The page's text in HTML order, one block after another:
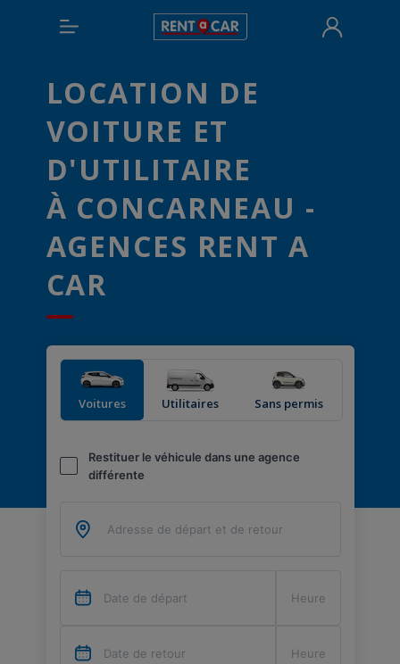
LOCATION DE
VOITURE ET
D'UTILITAIRE
À CONCARNEAU -
AGENCES RENT A
CAR
Voitures Utilitaires Sans permis
Restituer le véhicule dans une agence
différente